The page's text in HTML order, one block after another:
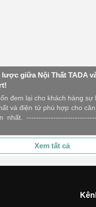
giữa Nội Thất TADA
đem lại cho khách hàng sự
và điện tử phù hợp cho
nhất.
Xem tất cả